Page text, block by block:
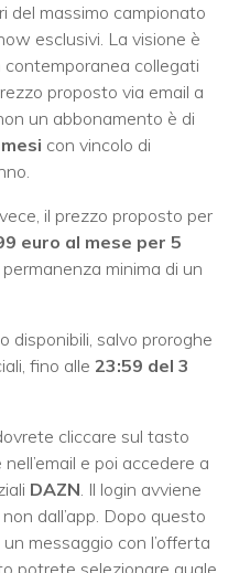
del massimo campionato
esclusivi. La visione è
collegati
proposto via email a
un abbonamento è di
con vincolo di
il prezzo proposto per
euro al mese per 5
minima di un
disponibili, salvo proroghe
fino alle 23:59 del 3
cliccare sul tasto
e poi accedere a
DAZN. Il login avviene
dall’app. Dopo questo
messaggio con l’offerta